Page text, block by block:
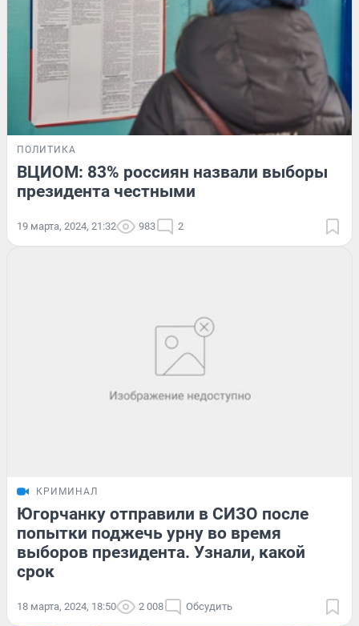
ПОЛИТИКА
ВЦИОМ: 83% россиян назвали выборы
президента честными
19 марта, 2024, 21:32 983 2
КРИМИНАЛ
Югорчанку отправили в СИЗО после
попытки поджечь урну во время
выборов президента. Узнали, какой
срок
18 марта, 2024, 18:50 2 008 Обсудить